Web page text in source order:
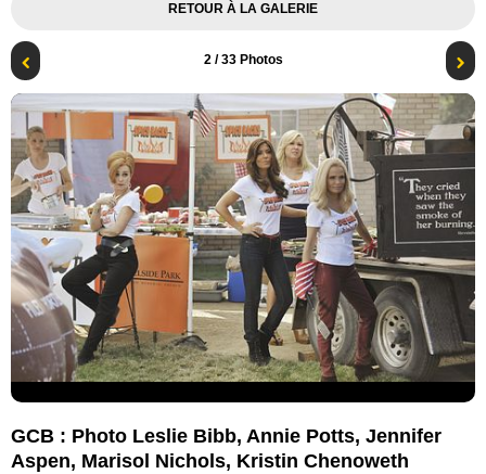
RETOUR À LA GALERIE
2/ 33 Photos
GCB : Photo Leslie Bibb, Annie Potts, Jennifer
Aspen, Marisol Nichols, Kristin Chenoweth